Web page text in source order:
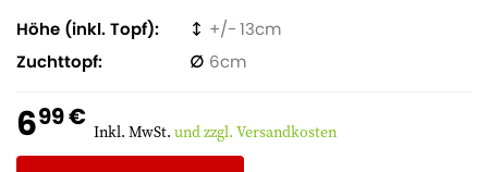
Höhe (inkl. Topf)
13
Zuchttopf
6
699 € Inkl. MwSt. und zzgl. Versandkosten